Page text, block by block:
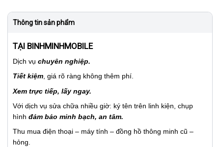
Thông tin sản phẩm
TẠI BINHMINHMOBILE
Dịch vụ chuyên nghiệp.
Tiết kiệm, giá rõ ràng không thêm phí.
Xem trực tiếp, lấy ngay.
Với dịch vụ sửa chữa nhiều giờ: ký tên trên linh kiện, chụp
hình đảm bảo minh bạch, an tâm.
Thu mua điện thoại – máy tính – đồng hồ thông minh cũ –
hỏng.